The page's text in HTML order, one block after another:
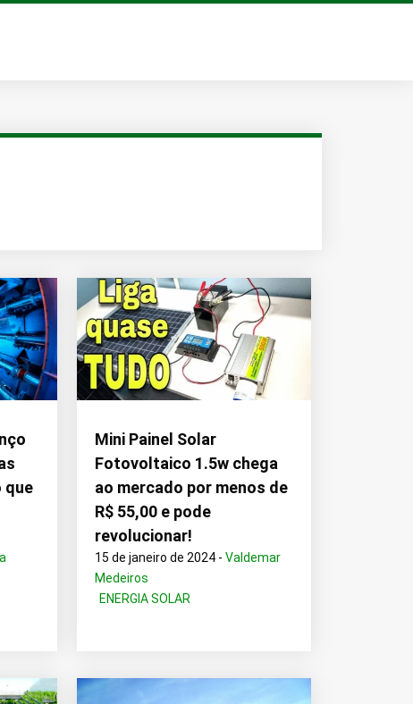
que
Mini Painel Solar
Fotovoltaico 1.5w chega
ao mercado por menos de
R$ 55,00 e pode
revolucionar!
15 de janeiro de 2024 -Valdemar
Medeiros
ENERGIA SOLAR